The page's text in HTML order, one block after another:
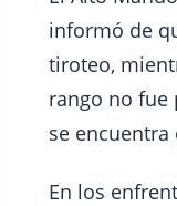
informó de
tiroteo,
rango no fue
se
En los